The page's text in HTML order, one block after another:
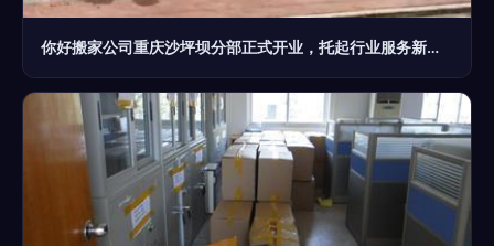
你好搬家公司重庆沙坪坝分部正式开业，托起行业服务新起点